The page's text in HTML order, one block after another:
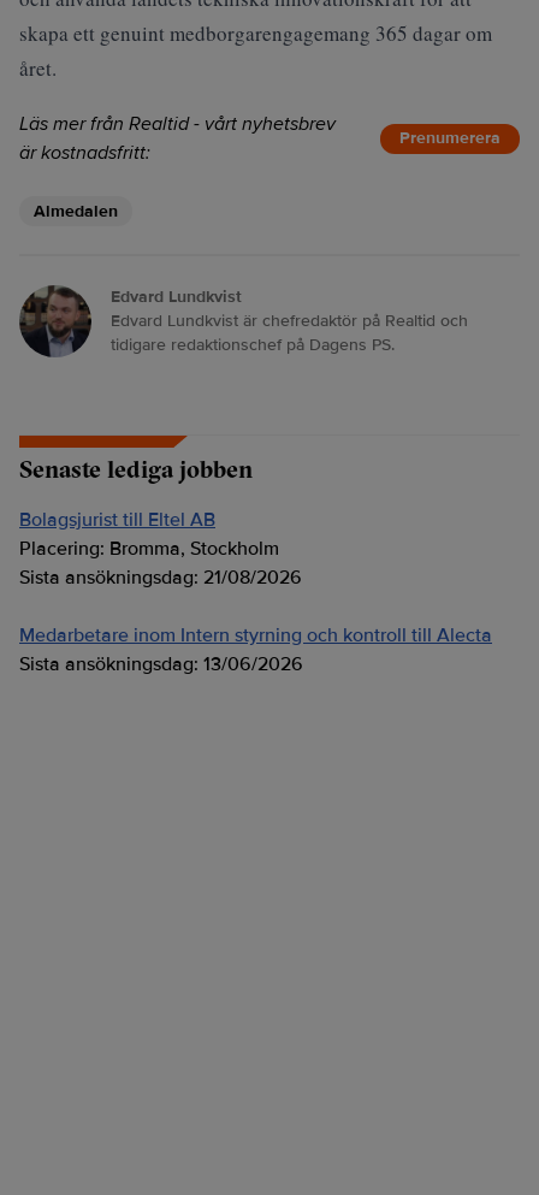
skapa ett genuint medborgarengagemang 365 dagar om
året.
Läs mer från Realtid - vårt nyhetsbrev
är kostnadsfritt:
Prenumerera
Almedalen
Edvard Lundkvist
Edvard Lundkvist är chefredaktör på Realtid och
tidigare redaktionschef på Dagens PS.
Senaste lediga jobben
Bolagsjurist till Eltel AB
Placering: Bromma, Stockholm
Sista ansökningsdag: 21/08/2026
Medarbetare inom Intern styrning och kontroll till Alecta
Sista ansökningsdag: 13/06/2026